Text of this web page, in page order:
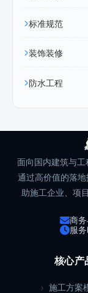
标准规范
装饰装修
防水工程
面向国内建筑与
通过高价值的落
助施工企业、项
商
服
核心产
施工方案